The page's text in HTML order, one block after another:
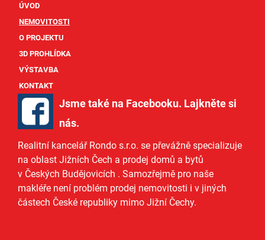
ÚVOD
NEMOVITOSTI
O PROJEKTU
3D PROHLÍDKA
VÝSTAVBA
KONTAKT
Jsme také na Facebooku. Lajkněte si
nás.
Realitní kancelář Rondo s.r.o. se převážně specializuje
na oblast Jižních Čech a prodej domů a bytů
v Českých Budějovicích . Samozřejmě pro naše
makléře není problém prodej nemovitosti i v jiných
částech České republiky mimo Jižní Čechy.